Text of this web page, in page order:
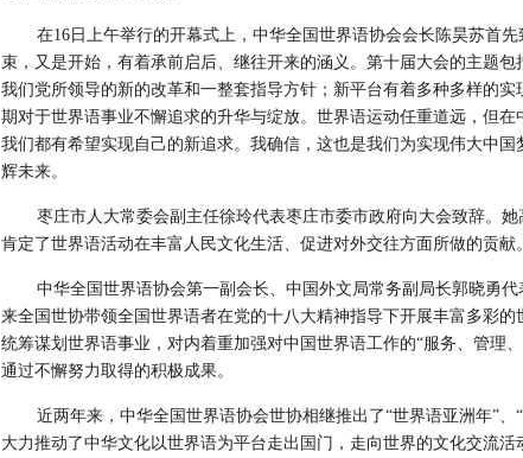
在16日上午举行的开幕式上，中华全国世界语协会会长陈昊苏首
束，又是开始，有着承前启后、继往开来的涵义。第十届大会的主题
我们党所领导的新的改革和一整套指导方针；新平台有着多种多样的
期对于世界语事业不懈追求的升华与绽放。世界语运动任重道远，但
我们都有希望实现自己的新追求。我确信，这也是我们为实现伟大中
辉未来。
枣庄市人大常委会副主任徐玲代表枣庄市委市政府向大会致辞。
肯定了世界语活动在丰富人民文化生活、促进对外交往方面所做的贡献
中华全国世界语协会第一副会长、中国外文局常务副局长郭晓勇
来全国世协带领全国世界语者在党的十八大精神指导下开展丰富多彩
统筹谋划世界语事业，对内着重加强对中国世界语工作的“服务、管理
通过不懈努力取得的积极成果。
近两年来，中华全国世界语协会世协相继推出了“世界语亚洲年”
大力推动了中华文化以世界语为平台走出国门，走向世界的文化交流